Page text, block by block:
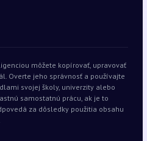
môžete kopírovať, upravovať
Overte jeho správnosť a používajte
svojej školy, univerzity alebo
samostatnú prácu, ak je to
za dôsledky použitia obsahu